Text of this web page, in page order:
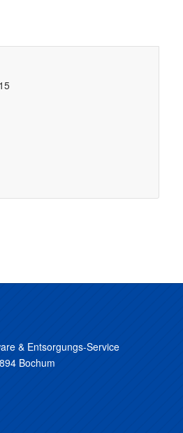
& Entsorgungs-Service
Bochum